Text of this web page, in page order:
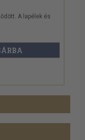
A lapélek és